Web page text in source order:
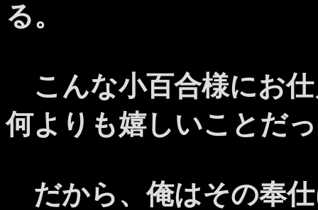
る。
こんな小百合様にお
何よりも嬉しいことだ
だから、俺はその奉